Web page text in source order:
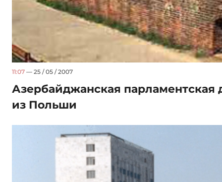
11:07 — 25 / 05 / 2007
Азербайджанская парламентская
из Польши